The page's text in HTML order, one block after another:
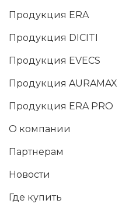
Продукция ERA
Продукция DICITI
Продукция EVECS
Продукция AURAMAX
Продукция ERA PRO
О компании
Партнерам
Новости
Где купить